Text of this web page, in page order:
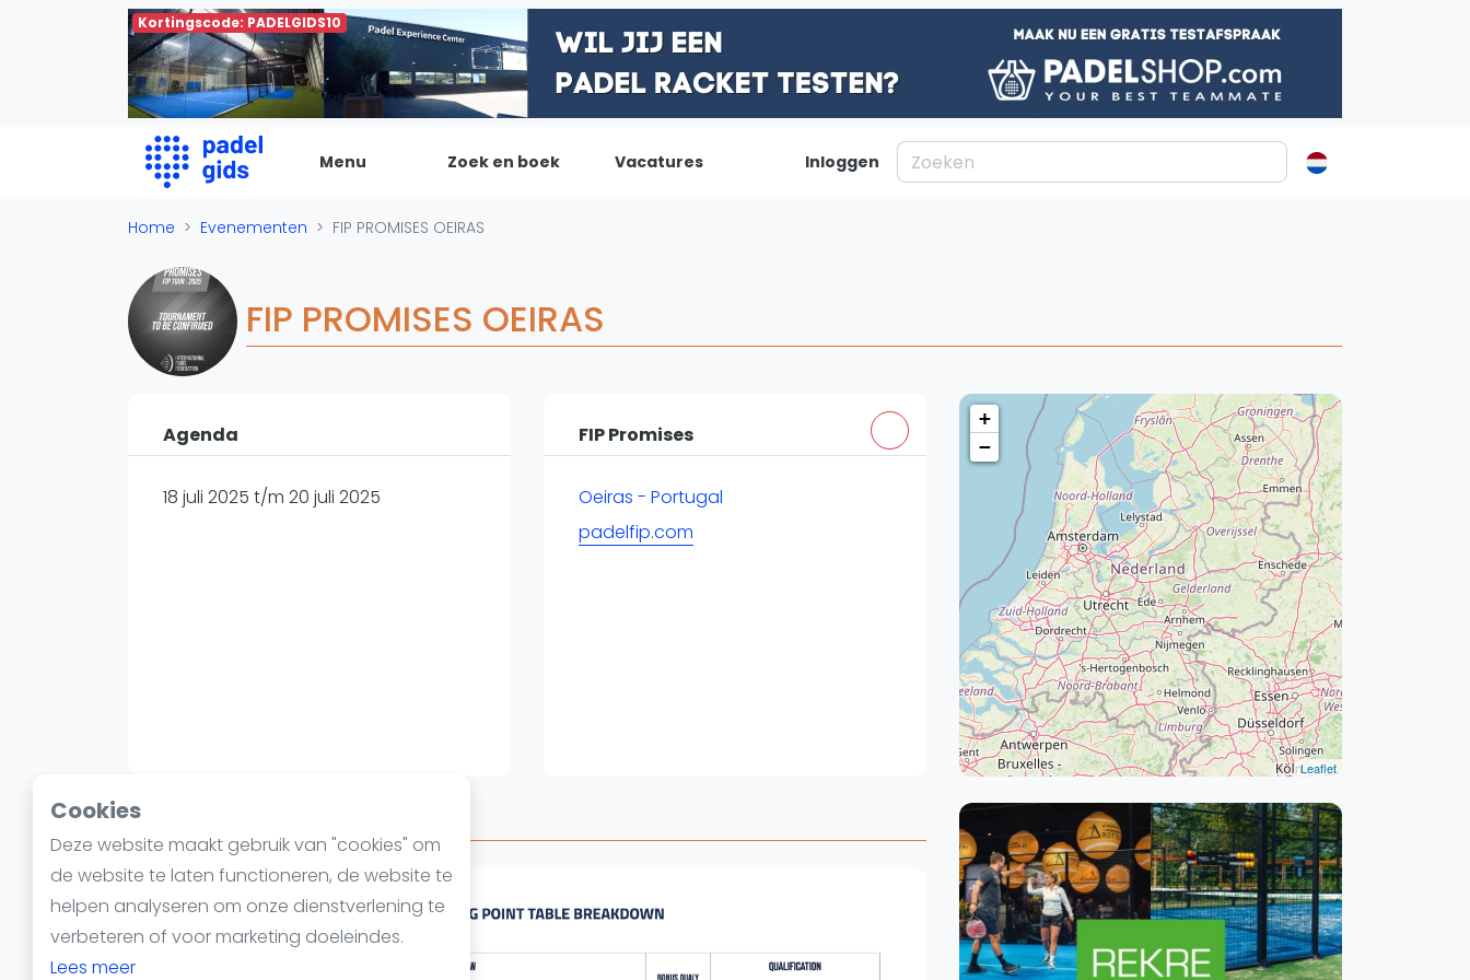
Cookies
Deze website maakt gebruik van "cookies" om
de website te laten functioneren, de website te
helpen analyseren om onze dienstverlening te
verbeteren of voor marketing doeleindes.
Lees meer
Kortingscode: PADELGIDS10
Menu
De Padel Gids
Alle padel locaties
Padelwinkels
Padelreizen
Organisatie
Banenbouwers
Overige categorien
Reserveringssystemen
Nieuws
Blog artikelen
Overige
Ranglijsten
WhatsApp
Join WhatsApp Community
Zoek en boek Vacatures Inloggen
Home Evenementen FIP PROMISES OEIRAS
FIP PROMISES OEIRAS
Agenda
18 juli 2025 t/m 20 juli 2025
FIP Promises
Oeiras - Portugal
padelfip.com
+
−
Leaflet
Over FIP PROMISES OEIRAS
Kortingscode: PADELGIDS10 Vanaf €250